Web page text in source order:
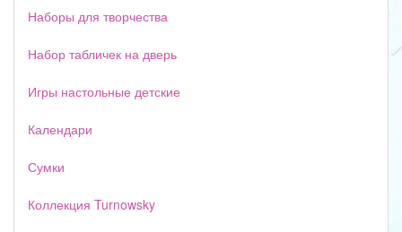
Наборы для творчества
Набор табличек на дверь
Игры настольные детские
Календари
Сумки
Коллекция Turnowsky